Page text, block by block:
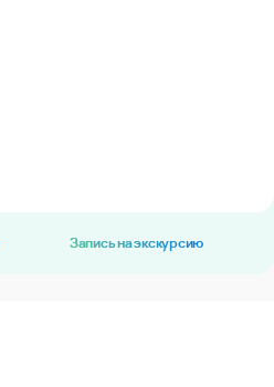
Запись на экскурсию